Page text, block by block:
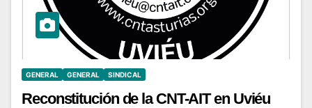
GENERAL GENERAL SINDICAL
Reconstitución de la CNT-AIT en Uviéu